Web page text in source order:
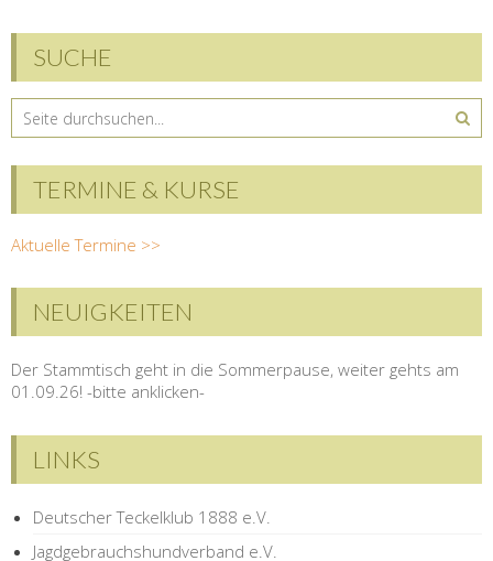
SUCHE
TERMINE & KURSE
Aktuelle Termine >>
NEUIGKEITEN
Der Stammtisch geht in die Sommerpause, weiter gehts am
01.09.26! -bitte anklicken-
LINKS
Deutscher Teckelklub 1888 e.V.
Jagdgebrauchshundverband e.V.